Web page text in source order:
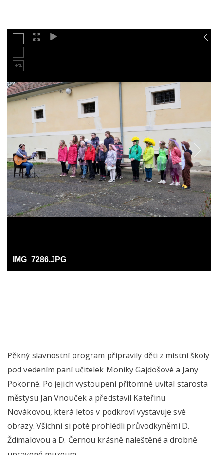
IMG_7286.JPG
Pěkný slavnostní program připravily děti z místní školy
pod vedením paní učitelek Moniky Gajdošové a Jany
Pokorné. Po jejich vystoupení přítomné uvítal starosta
městysu Jan Vnouček a představil Kateřinu
Novákovou, která letos v podkroví vystavuje své
obrazy. Všichni si poté prohlédli průvodkyněmi D.
Ždímalovou a D. Černou krásně naleštěné a drobně